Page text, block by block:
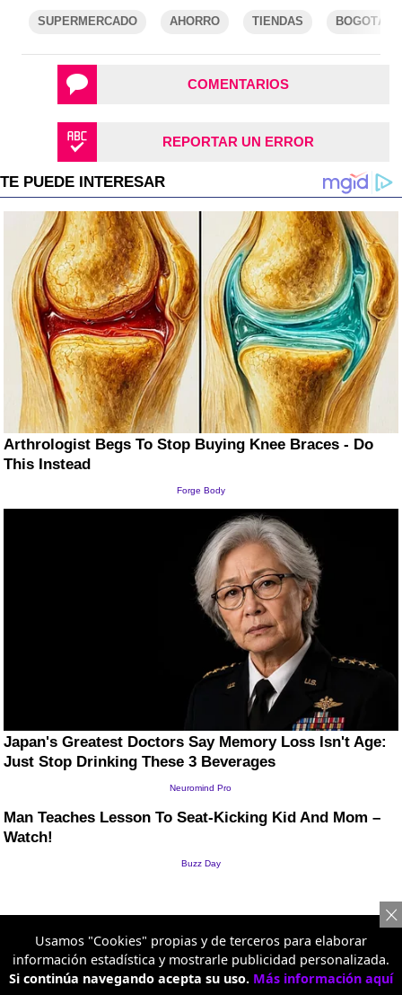
SUPERMERCADO AHORRO TIENDAS BOGOTÁ
COMENTARIOS
REPORTAR UN ERROR
Usamos "Cookies" propias y de terceros para elaborar
información estadística y mostrarle publicidad personalizada.
Si continúa navegando acepta su uso. Más información aquí